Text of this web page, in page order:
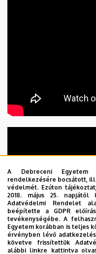
A Debreceni
rendelkezésére bocsátott,
védelmét. Ezúton
2018. május 25. napjától
Adatvédelmi Rendelet
beépítette a GDPR
tevékenységébe. A
Egyetem korábban is teljes
érvényben lévő
követve frissítettük
alábbi linkre kattintva